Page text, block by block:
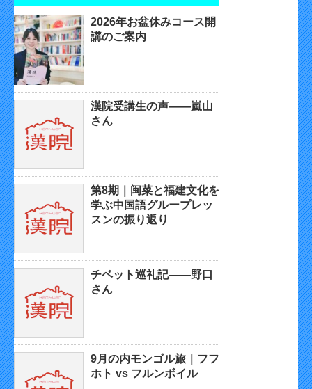
2026年お盆休みコース開
講のご案内
漢院受講生の声——嵐山
さん
第8期｜闽菜と福建文化を
学ぶ中国語グループレッ
スンの振り返り
チベット巡礼記——野口
さん
9月の内モンゴル旅｜フフ
ホト vs フルンボイル